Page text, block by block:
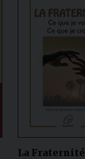
La Fraternité